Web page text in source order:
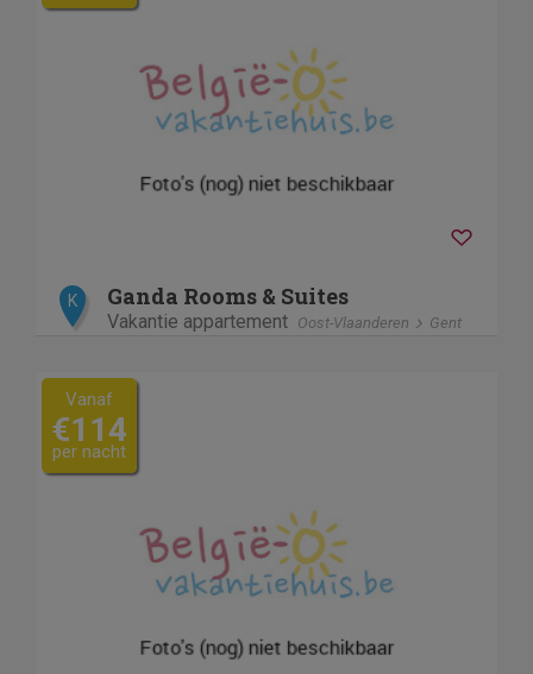
K Ganda Rooms & Suites
Vakantie appartement Oost-Vlaanderen Gent
Vanaf
€114
per nacht